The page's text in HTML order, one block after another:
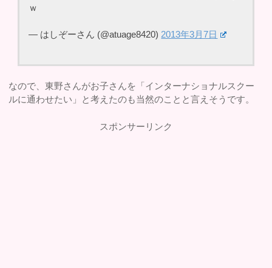
ｗ
— はしぞーさん (@atuage8420)2013年3月7日
なので、東野さんがお子さんを「インターナショナルスクー
ルに通わせたい」と考えたのも当然のことと言えそうです。
スポンサーリンク